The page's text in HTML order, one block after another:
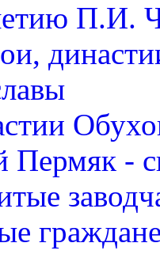
П.И.
Пермяк -